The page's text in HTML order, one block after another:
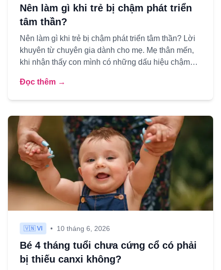
Nên làm gì khi trẻ bị chậm phát triển
tâm thần?
Nên làm gì khi trẻ bị chậm phát triển tâm thần? Lời
khuyên từ chuyên gia dành cho mẹ. Mẹ thân mến,
khi nhận thấy con mình có những dấu hiệu chậm
Đọc thêm →
🇻🇳 VI • 10 tháng 6, 2026
Bé 4 tháng tuổi chưa cứng cổ có phải
bị thiếu canxi không?